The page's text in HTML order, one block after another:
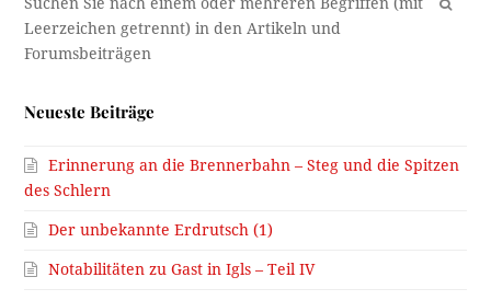
OK
Neueste Beiträge
Erinnerung an die Brennerbahn – Steg und die Spitzen
des Schlern
Der unbekannte Erdrutsch (1)
Notabilitäten zu Gast in Igls – Teil IV